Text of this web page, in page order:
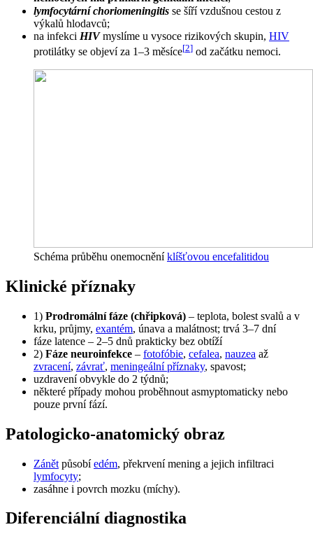
lymfocytární choriomeningitis se šíří vzdušnou cestou z
výkalů hlodavců;
na infekci HIVmyslíme u vysoce rizikových skupin, HIV
protilátky se objeví za 1–3 měsíce[2] od začátku nemoci.
Schéma průběhu onemocněníklíšťovou encefalitidou
Klinické příznaky
1) Prodromální fáze (chřipková) – teplota, bolest svalů a v
krku, průjmy, exantém, únava a malátnost; trvá 3–7 dní
fáze latence – 2–5 dnů prakticky bez obtíží
2) Fáze neuroinfekce – fotofóbie, cefalea, nauzea až
zvracení, závrať, meningeální příznaky, spavost;
uzdravení obvykle do 2 týdnů;
některé případy mohou proběhnout asmyptomaticky nebo
pouze první fází.
Patologicko-anatomický obraz
Zánět působíedém, překrvení mening a jejich infiltraci
lymfocyty;
zasáhne i povrch mozku (míchy).
Diferenciální diagnostika